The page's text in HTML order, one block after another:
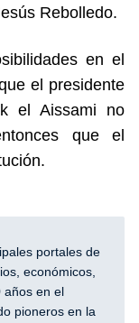
Rebolledo.
en el
el presidente
el Aissami no
que el
portales de
económicos,
años en el
pioneros en la